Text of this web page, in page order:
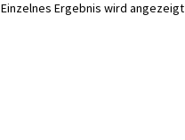
Einzelnes Ergebnis wird angezeigt